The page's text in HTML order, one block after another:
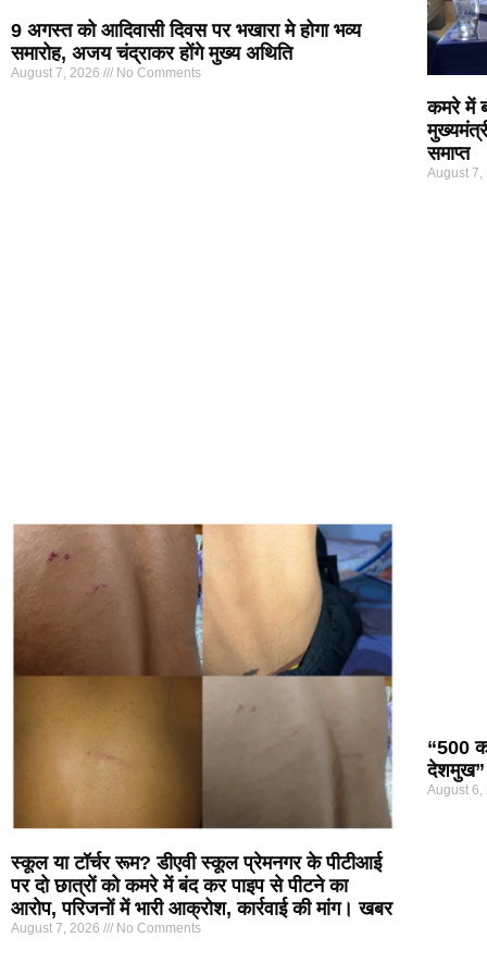
9 अगस्त को आदिवासी दिवस पर भखारा मे होगा भव्य
समारोह, अजय चंद्राकर होंगे मुख्य अथिति
August 7, 2026 No Comments
कमरे में
समाप्त
August
स्कूल या टॉर्चर रूम? डीएवी स्कूल प्रेमनगर के पीटीआई
पर दो छात्रों को कमरे में बंद कर पाइप से पीटने का
आरोप, परिजनों में भारी आक्रोश, कार्रवाई की मांग। खबर
August 7, 2026 No Comments
“500
देशमुख”
August